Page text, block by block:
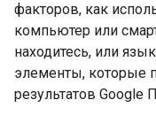
факторов, как
компьютер или
находитесь, или
элементы, которые
результатов Google